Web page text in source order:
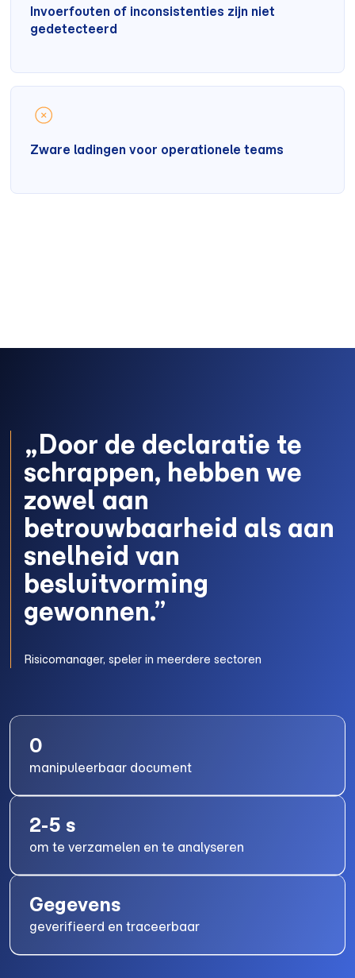
Invoerfouten of inconsistenties zijn niet
gedetecteerd
Zware ladingen voor operationele teams
„Door de declaratie te
schrappen, hebben we
zowel aan
betrouwbaarheid als aan
snelheid van
besluitvorming
gewonnen.”
Risicomanager, speler in meerdere sectoren
0
manipuleerbaar document
2-5 s
om te verzamelen en te analyseren
Gegevens
geverifieerd en traceerbaar